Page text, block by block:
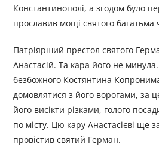
Константинополі, а згодом було
прославив мощі святого багатьма
Патріярший престол святого
Анастасій. Та кара його не
безбожного Костянтина
домовлятися з його ворогами, за
його висікти різками, голого
по місту. Цю кару Анастасієві ще
провістив святий Герман.